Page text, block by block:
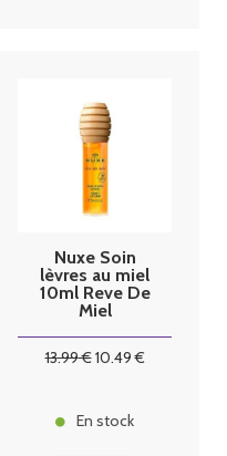
Nuxe Soin
lèvres au miel
10ml Reve De
Miel
13.99€10.49€
En stock